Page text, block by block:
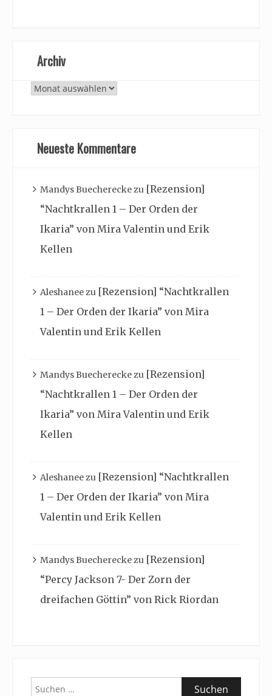
Archiv
Archiv
Neueste Kommentare
Mandys Buechereckezu [Rezension]
“Nachtkrallen 1 – Der Orden der
Ikaria” von Mira Valentin und Erik
Kellen
Aleshaneezu [Rezension] “Nachtkrallen
1 – Der Orden der Ikaria” von Mira
Valentin und Erik Kellen
Mandys Buechereckezu [Rezension]
“Nachtkrallen 1 – Der Orden der
Ikaria” von Mira Valentin und Erik
Kellen
Aleshaneezu [Rezension] “Nachtkrallen
1 – Der Orden der Ikaria” von Mira
Valentin und Erik Kellen
Mandys Buechereckezu [Rezension]
“Percy Jackson 7- Der Zorn der
dreifachen Göttin” von Rick Riordan
Suchen